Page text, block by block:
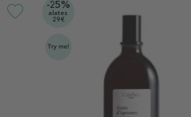
-25%
alates
29€